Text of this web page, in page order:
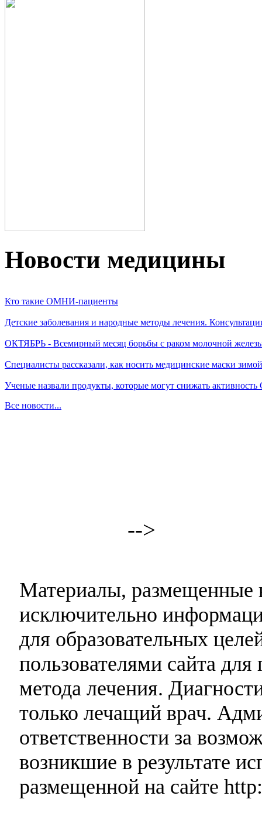
Новости медицины
Кто такие ОМНИ-пациенты
Детские заболевания и народные методы лечения.
ОКТЯБРЬ - Всемирный месяц борьбы с раком молочной
Специалисты рассказали, как носить медицинские маски зимой
Ученые назвали продукты, которые могут снижать
Все новости...
-->
Материалы, размещенные
исключительно
для образовательных
пользователями сайта
метода лечения.
только лечащий врач.
ответственности за
возникшие в результате
размещенной на сайте